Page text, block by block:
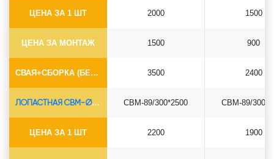
ЦЕНА ЗА 1 ШТ
ЦЕНА ЗА МОНТАЖ
СВАЯ+СБОРКА (БЕЗ ОГОЛОВКА)
2000
1500
3500
1500
900
2400
ЛОПАСТНАЯ СВМ-Ø89*6.5
ЦЕНА ЗА 1 ШТ
СВМ-89/300*2500
2200
СВМ-89/
1900